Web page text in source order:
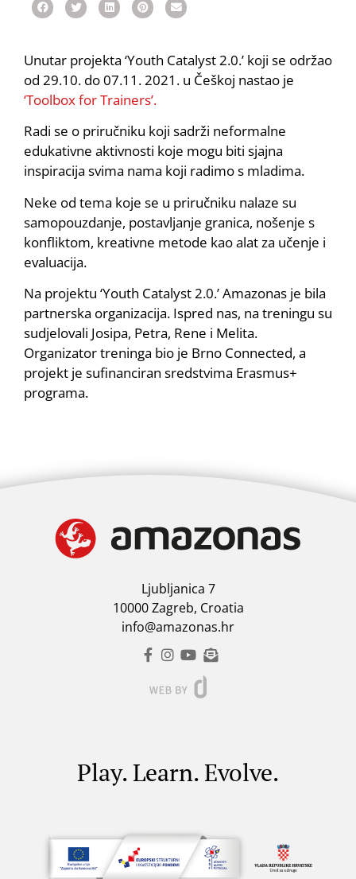
Unutar projekta ‘Youth Catalyst 2.0.’ koji se održao
od 29.10. do 07.11. 2021. u Češkoj nastao je
‘Toolbox for Trainers’.
Radi se o priručniku koji sadrži neformalne
edukativne aktivnosti koje mogu biti sjajna
inspiracija svima nama koji radimo s mladima.
Neke od tema koje se u priručniku nalaze su
samopouzdanje, postavljanje granica, nošenje s
konfliktom, kreativne metode kao alat za učenje i
evaluacija.
Na projektu ‘Youth Catalyst 2.0.’ Amazonas je bila
partnerska organizacija. Ispred nas, na treningu su
sudjelovali Josipa, Petra, Rene i Melita.
Organizator treninga bio je Brno Connected, a
projekt je sufinanciran sredstvima Erasmus+
programa.
Ljubljanica 7
10000 Zagreb, Croatia
info@amazonas.hr
Play. Learn. Evolve.